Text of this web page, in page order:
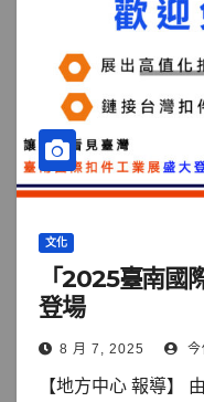
文化
「2025臺南國
登場
8 月 7, 2025 今
【地方中心 報導】